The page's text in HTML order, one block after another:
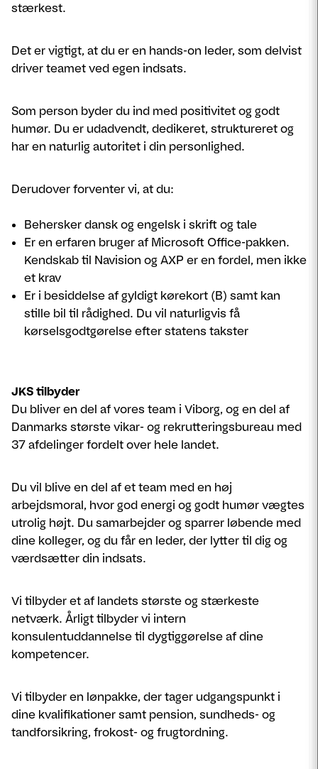
stærkest.
Det er vigtigt, at du er en hands-on leder, som delvist
driver teamet ved egen indsats.
Som person byder du ind med positivitet og godt
humør. Du er udadvendt, dedikeret, struktureret og
har en naturlig autoritet i din personlighed.
Derudover forventer vi, at du:
Behersker dansk og engelsk i skrift og tale
Er en erfaren bruger af Microsoft Office-pakken.
Kendskab til Navision og AXP er en fordel, men ikke
et krav
Er i besiddelse af gyldigt kørekort (B) samt kan
stille bil til rådighed. Du vil naturligvis få
kørselsgodtgørelse efter statens takster
JKS tilbyder
Du bliver en del af vores team i Viborg, og en del af
Danmarks største vikar- og rekrutteringsbureau med
37 afdelinger fordelt over hele landet.
Du vil blive en del af et team med en høj
arbejdsmoral, hvor god energi og godt humør vægtes
utrolig højt. Du samarbejder og sparrer løbende med
dine kolleger, og du får en leder, der lytter til dig og
værdsætter din indsats.
Vi tilbyder et af landets største og stærkeste
netværk. Årligt tilbyder vi intern
konsulentuddannelse til dygtiggørelse af dine
kompetencer.
Vi tilbyder en lønpakke, der tager udgangspunkt i
dine kvalifikationer samt pension, sundheds- og
tandforsikring, frokost- og frugtordning.